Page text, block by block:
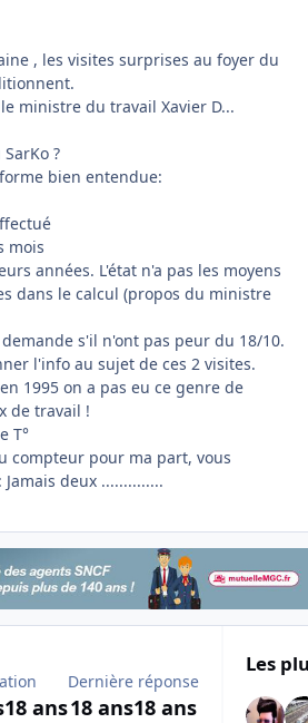
, les visites surprises au foyer du
ministre du travail Xavier D...
?
bien entendue:
mois
années. L'état n'a pas les moyens
dans le calcul (propos du ministre
s'il n'ont pas peur du 18/10.
l'info au sujet de ces 2 visites.
1995 on a pas eu ce genre de
de travail !
T°
compteur pour ma part, vous
deux ..............
18 ans
Dernière réponse
18 ans18 ans
Les